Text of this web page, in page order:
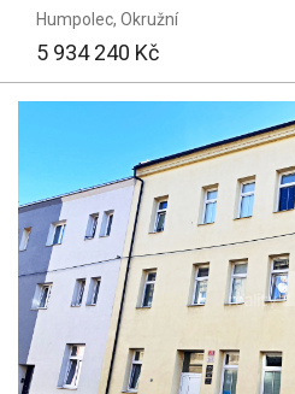
Humpolec, Okružní
5 934 240 Kč